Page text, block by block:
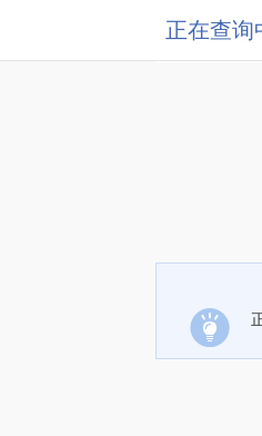
正在查询